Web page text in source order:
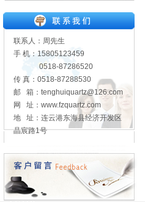
联系人：周先生
手 机：15805123459
0518-87286520
传 真：0518-87288530
邮 箱：tenghuiquartz@126.com
网 址：www.fzquartz.com
地 址：连云港东海县经济开发区
晶宸路1号